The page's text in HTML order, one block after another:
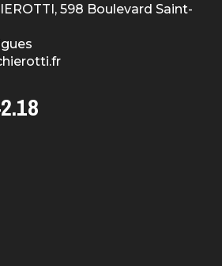
598 Boulevard Saint-